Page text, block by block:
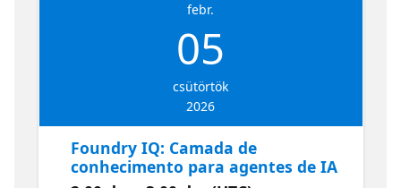
febr.
05
csütörtök
2026
Foundry IQ: Camada de
conhecimento para agentes de IA